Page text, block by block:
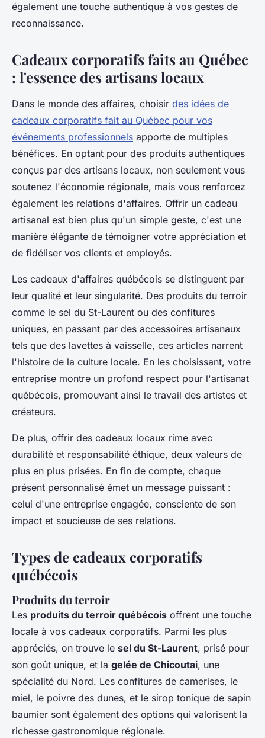
également une touche authentique à vos gestes de
reconnaissance.
Cadeaux corporatifs faits au Québec
: l'essence des artisans locaux
Dans le monde des affaires, choisir des idées de
cadeaux corporatifs fait au Québec pour vos
événements professionnels apporte de multiples
bénéfices. En optant pour des produits authentiques
conçus par des artisans locaux, non seulement vous
soutenez l'économie régionale, mais vous renforcez
également les relations d'affaires. Offrir un cadeau
artisanal est bien plus qu'un simple geste, c'est une
manière élégante de témoigner votre appréciation et
de fidéliser vos clients et employés.
Les cadeaux d'affaires québécois se distinguent par
leur qualité et leur singularité. Des produits du terroir
comme le sel du St-Laurent ou des confitures
uniques, en passant par des accessoires artisanaux
tels que des lavettes à vaisselle, ces articles narrent
l'histoire de la culture locale. En les choisissant, votre
entreprise montre un profond respect pour l'artisanat
québécois, promouvant ainsi le travail des artistes et
créateurs.
De plus, offrir des cadeaux locaux rime avec
durabilité et responsabilité éthique, deux valeurs de
plus en plus prisées. En fin de compte, chaque
présent personnalisé émet un message puissant :
celui d'une entreprise engagée, consciente de son
impact et soucieuse de ses relations.
Types de cadeaux corporatifs
québécois
Produits du terroir
Les produits du terroir québécois offrent une touche
locale à vos cadeaux corporatifs. Parmi les plus
appréciés, on trouve le sel du St-Laurent, prisé pour
son goût unique, et la gelée de Chicoutai, une
spécialité du Nord. Les confitures de camerises, le
miel, le poivre des dunes, et le sirop tonique de sapin
baumier sont également des options qui valorisent la
richesse gastronomique régionale.